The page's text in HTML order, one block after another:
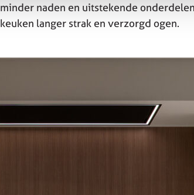
minder naden en uitstekende
keuken langer strak en verzorgd ogen.